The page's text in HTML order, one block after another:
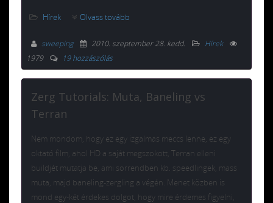
Hírek Olvass tovább
sweeping 2010. szeptember 28. kedd.
Hírek
1979
19 hozzászólás
Zerg Tutorials: Muta, Baneling vs
Terran
Nem mondom, hogy ez egy izgalmas meccs lenne, ez egy
oktató film, ahol HD a saját megszokott, Terran elleni
buildjét mutatja be, ami sorrendben kb. speedlingek, mass
muta, majd baneling-zergling a végén. Menet közben is
mond egy-két érdekes dolgot, hogy mire érdemes figyelni,